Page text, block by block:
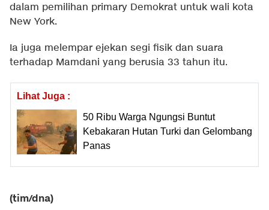
dalam pemilihan primary Demokrat untuk wali kota
New York.
Ia juga melempar ejekan segi fisik dan suara
terhadap Mamdani yang berusia 33 tahun itu.
Lihat Juga :
50 Ribu Warga Ngungsi Buntut
Kebakaran Hutan Turki dan Gelombang
Panas
(tim/dna)